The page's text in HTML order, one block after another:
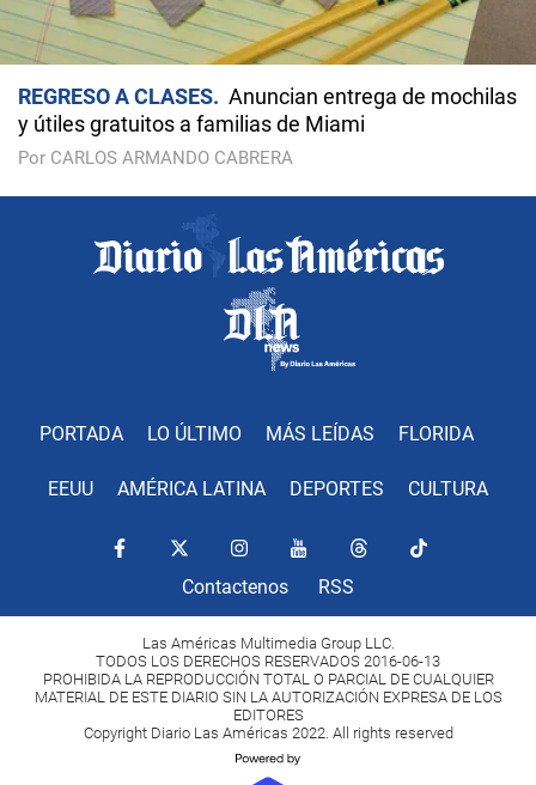
REGRESO A CLASES
Anuncian entrega de mochilas
y útiles gratuitos a familias de Miami
Por CARLOS ARMANDO CABRERA
PORTADA LO ÚLTIMO MÁS LEÍDAS FLORIDA
EEUU AMÉRICA LATINA DEPORTES CULTURA
Contactenos RSS
Las Américas Multimedia Group LLC.
TODOS LOS DERECHOS RESERVADOS 2016-06-13
PROHIBIDA LA REPRODUCCIÓN TOTAL O PARCIAL DE CUALQUIER
MATERIAL DE ESTE DIARIO SIN LA AUTORIZACIÓN EXPRESA DE LOS
EDITORES
Copyright Diario Las Américas 2022. All rights reserved